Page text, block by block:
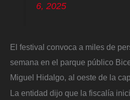
6, 2025
El festival convoca a miles de
semana en el parque público
Miguel Hidalgo, al oeste de la
La entidad dijo que la fiscalía